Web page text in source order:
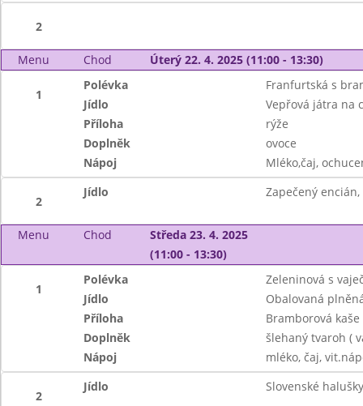
2
Menu Chod Úterý 22. 4. 2025 (11:00 - 13:30)
1
Polévka
Franfurtská s
Jídlo
Vepřová játra na
Příloha
rýže
Doplněk
ovoce
Nápoj
Mléko,čaj,
2
Jídlo Zapečený
Menu Chod
Středa 23. 4. 2025
(11:00 - 13:30)
1
Polévka
Zeleninová s
Jídlo
Obalovaná
Příloha
Bramborová kaše
Doplněk
šlehaný tvaroh (
Nápoj
mléko, čaj,
2
Jídlo Slovenské